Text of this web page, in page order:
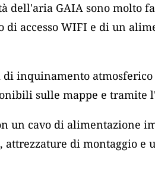
dell'aria GAIA sono molto
di accesso WIFI e di un
inquinamento
sulle mappe e tramite
un cavo di alimentazione
di montaggio e